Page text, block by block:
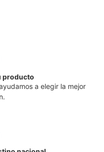
producto
a elegir la mejor